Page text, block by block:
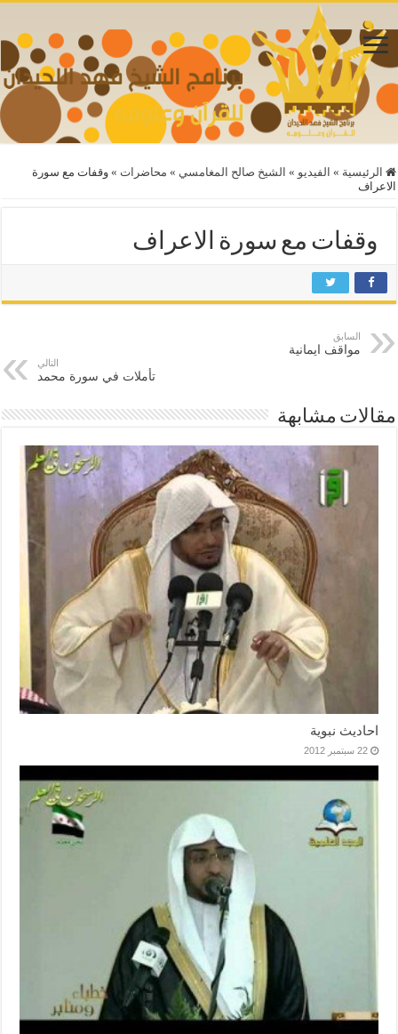
الرئيسية » الفيديو » الشيخ صالح المغامسي » محاضرات » وقفات مع سورة
الاعراف
وقفات مع سورة الاعراف
السابق
مواقف ايمانية
التالي
تأملات في سورة محمد
مقالات مشابهة
احاديث نبوية
22 سبتمبر 2012